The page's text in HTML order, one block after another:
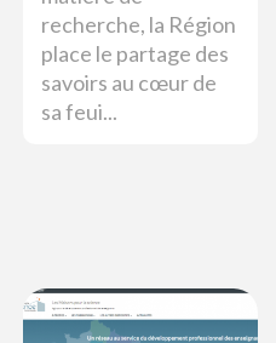
recherche, la Région
place le partage des
savoirs au cœur de
sa feui...